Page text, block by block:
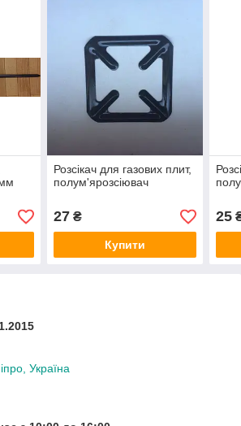
Розсікач для газових плит,
полум'ярозсіювач
27₴
Купити
25
Україна